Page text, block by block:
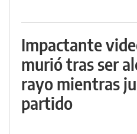
Impactante
murió tras ser
rayo mientras
partido